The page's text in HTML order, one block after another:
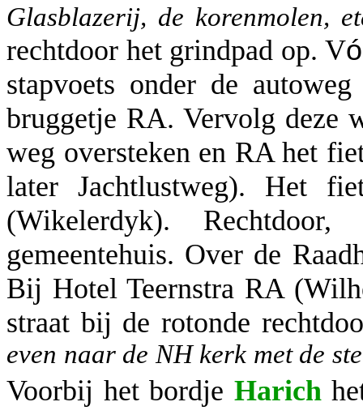
Glasblazerij, de korenmolen,
rechtdoor het grindpad op. V
stapvoets onder de
bruggetje RA. Vervolg deze
weg oversteken en RA het
later Jachtlustweg). Het
(Wikelerdyk).
gemeentehuis. Over de
Bij Hotel Teernstra RA
straat bij de rotonde
even naar de NH kerk met de
Voorbij het bordje Harich